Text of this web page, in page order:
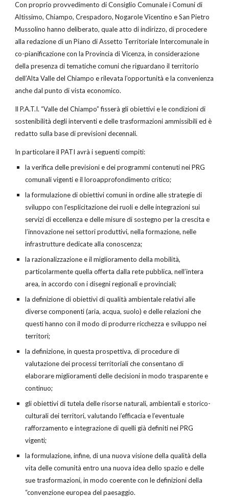
Con proprio provvedimento di Consiglio Comunale i Comuni di
Altissimo, Chiampo, Crespadoro, Nogarole Vicentino e San Pietro
Mussolino hanno deliberato, quale atto di indirizzo, di procedere
alla redazione di un Piano di Assetto Territoriale Intercomunale in
co-pianificazione con la Provincia di Vicenza, in considerazione
della presenza di tematiche comuni che riguardano il territorio
dell’Alta Valle del Chiampo e rilevata l’opportunità e la convenienza
anche dal punto di vista economico.
Il P.A.T.I. “Valle del Chiampo” fisserà gli obiettivi e le condizioni di
sostenibilità degli interventi e delle trasformazioni ammissibili ed è
redatto sulla base di previsioni decennali.
In particolare il PATI avrà i seguenti compiti:
la verifica delle previsioni e dei programmi contenuti nei PRG
comunali vigenti e il loroapprofondimento critico;
la formulazione di obiettivi comuni in ordine alle strategie di
sviluppo con l’esplicitazione dei ruoli e delle integrazioni sui
servizi di eccellenza e delle misure di sostegno per la crescita e
l’innovazione nei settori produttivi, nella formazione, nelle
infrastrutture dedicate alla conoscenza;
la razionalizzazione e il miglioramento della mobilità,
particolarmente quella offerta dalla rete pubblica, nell’intera
area, in accordo con i disegni regionali e provinciali;
la definizione di obiettivi di qualità ambientale relativi alle
diverse componenti (aria, acqua, suolo) e delle relazioni che
questi hanno con il modo di produrre ricchezza e sviluppo nei
territori;
la definizione, in questa prospettiva, di procedure di
valutazione dei processi territoriali che consentano di
elaborare miglioramenti delle decisioni in modo trasparente e
continuo;
gli obiettivi di tutela delle risorse naturali, ambientali e storico-
culturali dei territori, valutando l’efficacia e l’eventuale
rafforzamento e integrazione di quelli già definiti nei PRG
vigenti;
la formulazione, infine, di una nuova visione della qualità della
vita delle comunità entro una nuova idea dello spazio e delle
sue trasformazioni, in modo coerente con le definizioni della
“convenzione europea del paesaggio.